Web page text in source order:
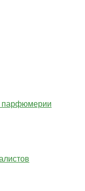
парфюмерии